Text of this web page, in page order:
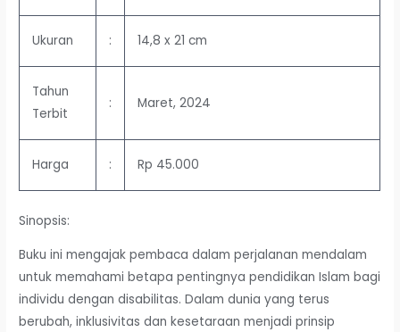
Ukuran : 14,8 x 21 cm
Tahun
Terbit
: Maret, 2024
Harga : Rp 45.000
Sinopsis:
Buku ini mengajak pembaca dalam perjalanan mendalam
untuk memahami betapa pentingnya pendidikan Islam bagi
individu dengan disabilitas. Dalam dunia yang terus
berubah, inklusivitas dan kesetaraan menjadi prinsip